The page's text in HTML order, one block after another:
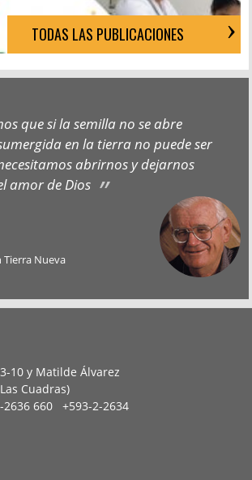
TODAS LAS PUBLICACIONES
que si la semilla no se abre
en la tierra no puede ser
abrirnos y dejarnos
amor de Dios
Nueva
10 y Matilde Álvarez
Cuadras)
2636 660 +593-2-2634